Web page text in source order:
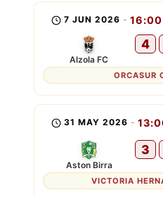
7 JUN 2026 - 16:00
Alzola FC
4
ORCASUR
31 MAY 2026 -
Aston Birra
3
VICTORIA